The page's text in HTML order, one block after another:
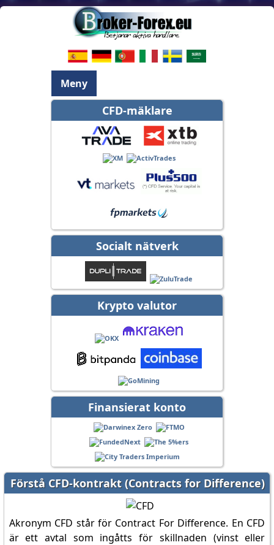
Meny
CFD-mäklare
Socialt nätverk
Krypto valutor
Finansierat konto
Förstå CFD-kontrakt (Contracts for Difference)
Akronym CFD står för Contract For Difference. En CFD
är ett avtal som ingåtts för skillnaden (vinst eller